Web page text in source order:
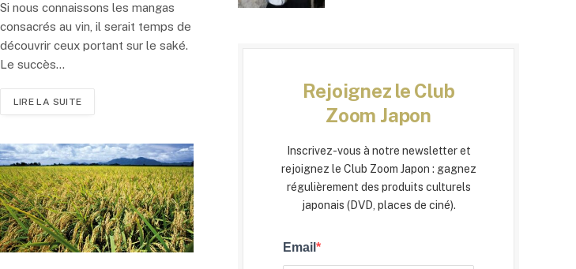
Si nous connaissons les mangas
consacrés au vin, il serait temps de
découvrir ceux portant sur le saké.
Le succès…
LIRE LA SUITE
Rejoignez le Club
Zoom Japon
Inscrivez-vous à notre newsletter et
rejoignez le Club Zoom Japon : gagnez
régulièrement des produits culturels
japonais (DVD, places de ciné).
Email